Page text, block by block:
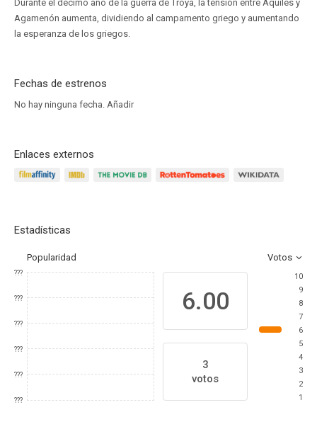
Durante el décimo año de la guerra de Troya, la tensión entre Aquiles y
Agamenón aumenta, dividiendo al campamento griego y aumentando
la esperanza de los griegos.
Fechas de estrenos
No hay ninguna fecha. Añadir
Enlaces externos
Estadísticas
Popularidad Votos
???
???
???
???
???
???
6.00
3
votos
10
9
8
7
6
5
4
3
2
1